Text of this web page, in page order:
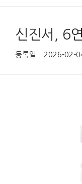
신진서, 6
등록일 2026-02-